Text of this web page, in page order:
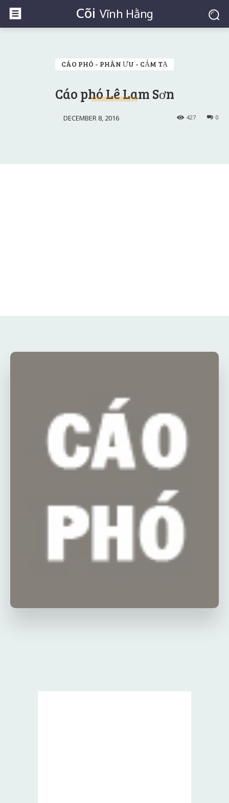
Cõi Vĩnh Hằng
CÁO PHÓ - PHÂN ƯU - CẢM TẠ
Cáo phó Lê Lam Sơn
DECEMBER 8, 2016 0
427